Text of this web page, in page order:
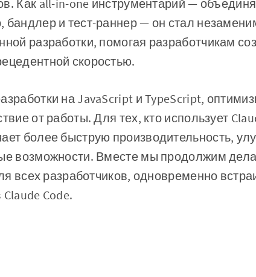
Как all-in-one инструментарий —
бандлер и тест-раннер — он стал
разработки, помогая разработчикам
скоростью.
на JavaScript и TypeScript,
от работы. Для тех, кто использует
более быструю производительность,
возможности. Вместе мы продолжим
всех разработчиков, одновременно
Code.